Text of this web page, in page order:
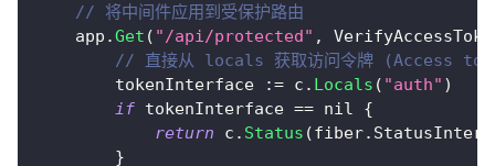
// 将中间件应用到受保护路由
    app
.Get ( "/api/protected" ,
// 直接从 locals 获取访问令牌 (Access
        tokenInterface
:= c . Locals ( "auth" )
if tokenInterface == nil
{
return c . Status (fiber.
}